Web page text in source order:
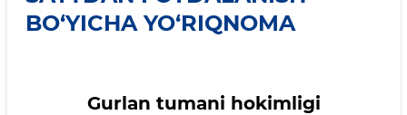
BO‘YICHA YO‘RIQNOMA
Gurlan tumani hokimligi